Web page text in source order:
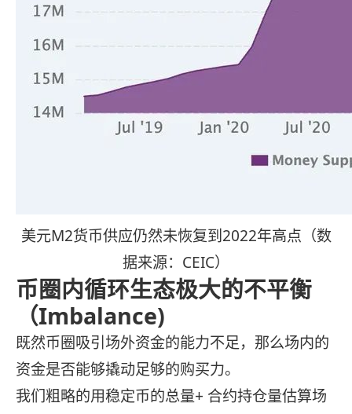
美元M2货币供应仍然未恢复到2022年高点（数
据来源：CEIC）
币圈内循环生态极大的不平衡
（Imbalance)
既然币圈吸引场外资金的能力不足，那么场内的
资金是否能够撬动足够的购买力。
我们粗略的用稳定币的总量+ 合约持仓量估算场